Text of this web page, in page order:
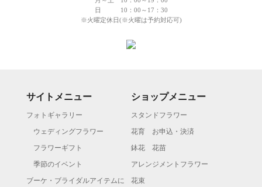
日 10：00～17：30
※火曜定休日(※火曜は予約対応可)
サイトメニュー
フォトギャラリー
ウェディングフラワー
フラワーギフト
季節のイベント
ブーケ・ブライダルアイテムに
ショップメニュー
スタンドフラワー
花育 お申込・決済
鉢花 花苗
アレンジメントフラワー
花束